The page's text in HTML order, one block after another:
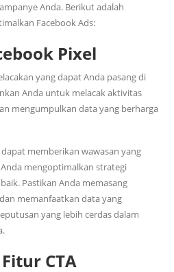
Anda. Berikut adalah
Facebook Ads:
Pixel
yang dapat Anda pasang di
Anda untuk melacak aktivitas
mengumpulkan data yang berharga
memberikan wawasan yang
mengoptimalkan strategi
Pastikan Anda memasang
memanfaatkan data yang
yang lebih cerdas dalam
CTA